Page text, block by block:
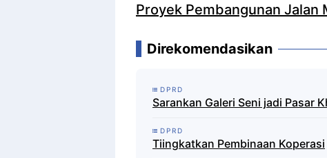
Proyek Pembangunan Jalan
Direkomendasikan
DPRD
Sarankan Galeri Seni jadi Pasar
DPRD
Tiingkatkan Pembinaan Koperasi